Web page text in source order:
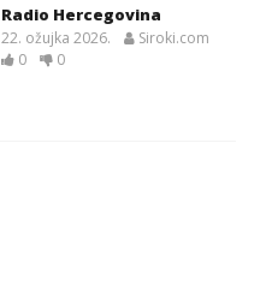
Radio Hercegovina
22. ožujka 2026.
Siroki.com
0
0